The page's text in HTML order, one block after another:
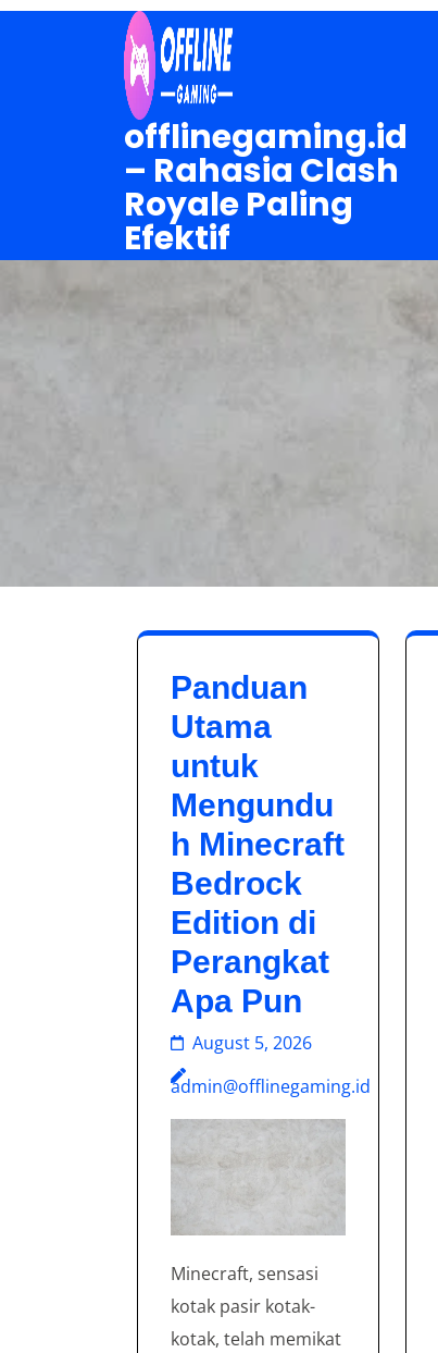
Skip
offlinegaming.id
– Rahasia Clash
Royale Paling
Efektif
Panduan
Utama
untuk
Mengundu
h Minecraft
Bedrock
Edition di
Perangkat
Apa Pun
August 5, 2026
admin@offlinegaming.id
Minecraft, sensasi
kotak pasir kotak-
kotak, telah memikat